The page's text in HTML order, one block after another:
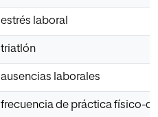
estrés laboral
triatlón
ausencias laborales
frecuencia de práctica físico-